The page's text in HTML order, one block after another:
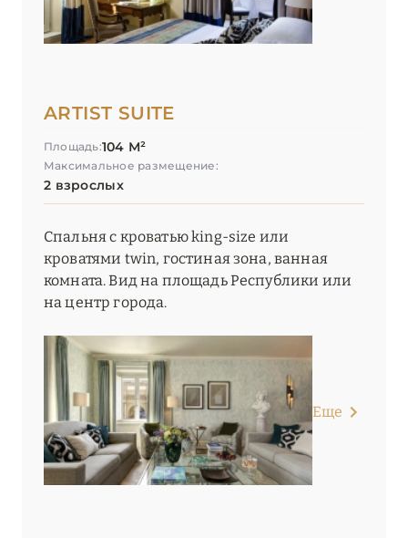
ARTIST SUITE
Площадь:104 М²
Максимальное размещение:
2 взрослых
Спальня с кроватью king-size или
кроватями twin, гостиная зона, ванная
комната. Вид на площадь Республики или
на центр города.
Еще